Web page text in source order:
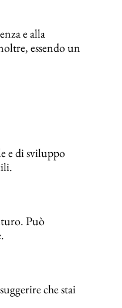
e alla
essendo un
e di sviluppo
Può
che stai